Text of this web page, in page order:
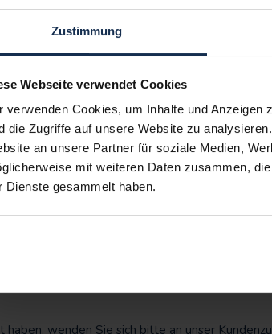
Zustimmung
Webseite verwendet Cookies
verwenden Cookies, um Inhalte und
die Zugriffe auf unsere Website zu
an unsere Partner für soziale Medien,
mit weiteren Daten zusammen,
Dienste gesammelt haben.
wichtigsten Markenbotschafter. Aus diesem
mit den beheizbaren Handschuhen an
zurückgefahren werden, Termine meist
wir bei BERTSCHAT® an die Kraft des
Dies ist ein Zeichen der
Möglichkeit, genau das zu tun.
einen Kollegen in unser Lager, wo der
hatten wir alles im Griff. Schauen Sie sich
haben, wenden Sie sich bitte an unser